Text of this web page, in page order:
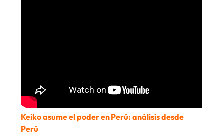
Keiko asume el poder en Perú: análisis desde
Perú